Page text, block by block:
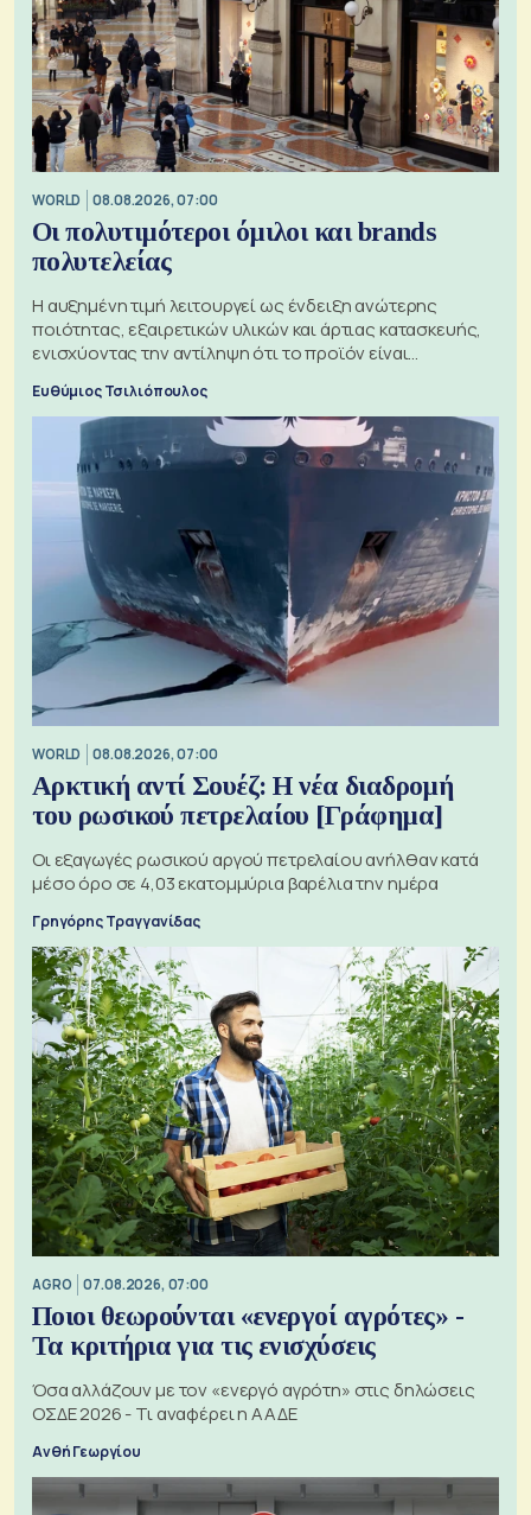
WORLD 08.08.2026, 07:00
Οι πολυτιμότεροι όμιλοι και brands
πολυτελείας
Η αυξημένη τιμή λειτουργεί ως ένδειξη ανώτερης
ποιότητας, εξαιρετικών υλικών και άρτιας κατασκευής,
ενισχύοντας την αντίληψη ότι το προϊόν είναι
Ευθύμιος Τσιλιόπουλος
WORLD 08.08.2026, 07:00
Αρκτική αντί Σουέζ: Η νέα διαδρομή
του ρωσικού πετρελαίου [Γράφημα]
Οι εξαγωγές ρωσικού αργού πετρελαίου ανήλθαν κατά
μέσο όρο σε 4,03 εκατομμύρια βαρέλια την ημέρα
Γρηγόρης Τραγγανίδας
AGRO 07.08.2026, 07:00
Ποιοι θεωρούνται «ενεργοί αγρότες» -
Τα κριτήρια για τις ενισχύσεις
Όσα αλλάζουν με τον «ενεργό αγρότη» στις δηλώσεις
ΟΣΔΕ 2026 - Τι αναφέρει η ΑΑΔΕ
Ανθή Γεωργίου